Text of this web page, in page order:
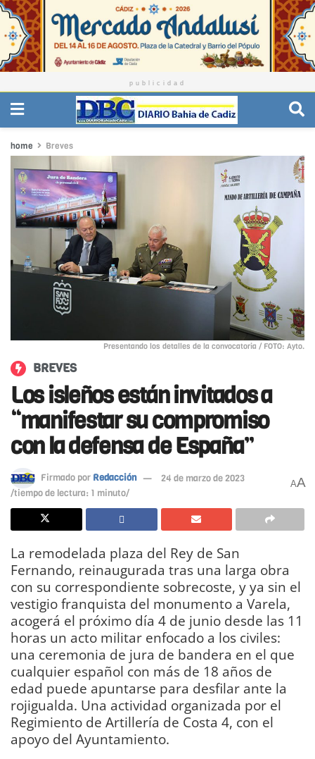
publicidad
home Breves
Presentando los detalles de la convocatoria / FOTO: Ayto.
BREVES
Los isleños están invitados a
“manifestar su compromiso
con la defensa de España”
Firmado por Redacción
24 de marzo de 2023
/tiempo de lectura: 1 minuto/
AA
La remodelada plaza del Rey de San
Fernando, reinaugurada tras una larga obra
con su correspondiente sobrecoste, y ya sin el
vestigio franquista del monumento a Varela,
acogerá el próximo día 4 de junio desde las 11
horas un acto militar enfocado a los civiles:
una ceremonia de jura de bandera en el que
cualquier español con más de 18 años de
edad puede apuntarse para desfilar ante la
rojigualda. Una actividad organizada por el
Regimiento de Artillería de Costa 4, con el
apoyo del Ayuntamiento.